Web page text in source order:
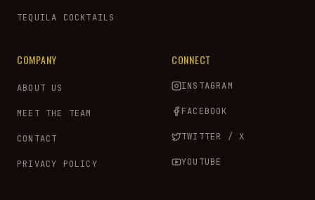
TEQUILA COCKTAILS
COMPANY
ABOUT US
MEET THE TEAM
CONTACT
PRIVACY POLICY
CONNECT
INSTAGRAM
FACEBOOK
TWITTER / X
YOUTUBE